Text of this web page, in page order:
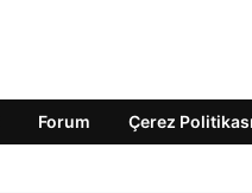
Forum Çerez Politikası